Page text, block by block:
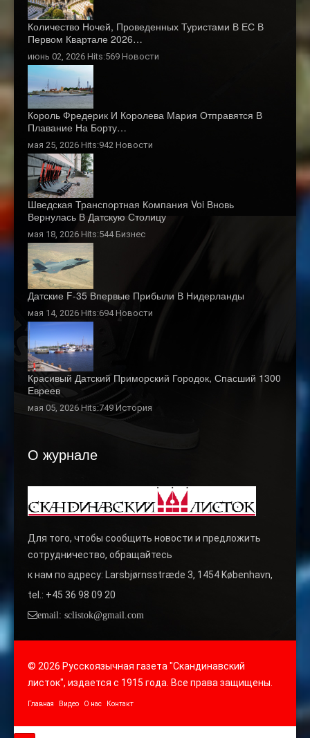
Количество Ночей, Проведенных Туристами В ЕС В
Первом Квартале 2026…
июнь 02, 2026 Hits:569 Новости
Король Фредерик И Королева Мария Отправятся В
Плавание На Борту…
мая 25, 2026 Hits:942 Новости
Шведская Транспортная Компания Voi Вновь
Вернулась В Датскую Столицу
мая 18, 2026 Hits:544 Бизнес
Датские F-35 Впервые Прибыли В Нидерланды
мая 14, 2026 Hits:694Новости
Красивый Датский Приморский Городок, Спасший 1300
Евреев
мая 05, 2026 Hits:749 История
О журнале
Для того, чтобы сообщить новости и предложить
сотрудничество, обращайтесь
к нам по адресу: Larsbjørnsstræde 3, 1454 København,
tel.: +45 36 98 09 20
email: sclistok@gmail.com
© 2026 Русскоязычная газета "Скандинавский
листок", издается с 1915 года. Все права защищены.
Главная Видео О нас Контакт